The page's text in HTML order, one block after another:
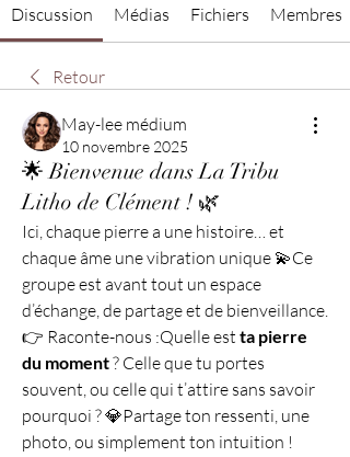
Discussion Médias Fichiers Membres
Retour
May-lee médium
10 novembre 2025
🌟 Bienvenue dans La Tribu
Litho de Clément ! 🌿
Ici, chaque pierre a une histoire… et
chaque âme une vibration unique 💫Ce
groupe est avant tout un espace
d’échange, de partage et de bienveillance.
👉 Raconte-nous :Quelle est ta pierre
du moment ? Celle que tu portes
souvent, ou celle qui t’attire sans savoir
pourquoi ? 💎Partage ton ressenti, une
photo, ou simplement ton intuition !